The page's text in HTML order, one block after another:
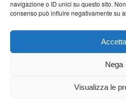
navigazione o ID unici su questo sito.
consenso può influire negativamente su
Accetta
Nega
Visualizza le
Mappa completa
Cookie Policy (UE)
Iscriviti alla Community